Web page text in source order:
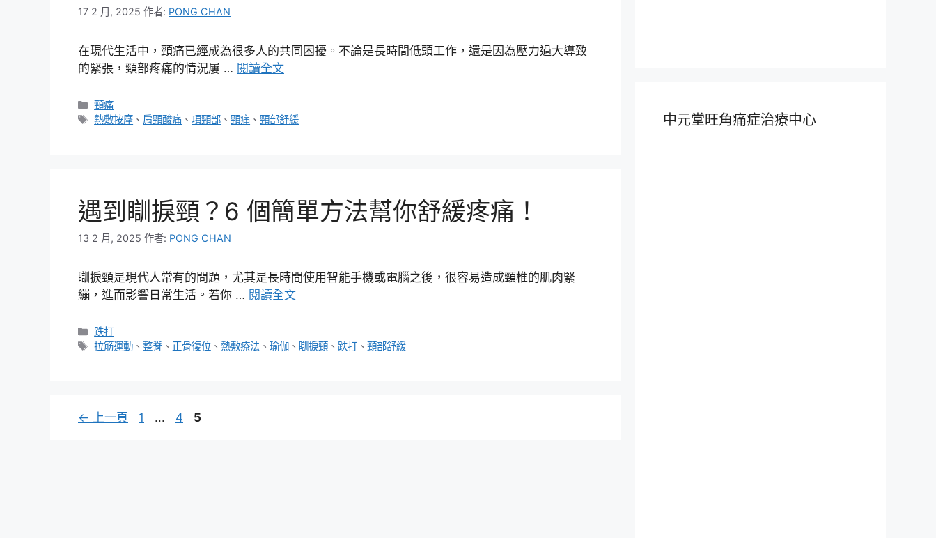
17 2 月, 2025 作者: PONG CHAN
在現代生活中，頸痛已經成為很多人的共同困擾。不論是長時間低頭工作，還是因為壓力過大導致
的緊張，頸部疼痛的情況屢 … 閱讀全文
分
類
頸痛
標
熱敷按摩 、 肩頸酸痛 、項頸部 、頸痛 、頸部舒緩
遇到瞓捩頸？6 個簡單方法幫你舒緩疼痛！
13 2 月, 2025 作者: PONG CHAN
瞓捩頸是現代人常有的問題，尤其是長時間使用智能手機或電腦之後，很容易造成頸椎的肌肉緊
繃，進而影響日常生活。若你 … 閱讀全文
分
類
跌打
標
拉筋運動 、整脊 、 正骨復位 、熱敷療法 、瑜伽 、 瞓捩頸 、 跌打 、頸部舒緩
← 上一頁
頁
1 ...
頁
4
頁
5
中元堂旺角痛症治療中心